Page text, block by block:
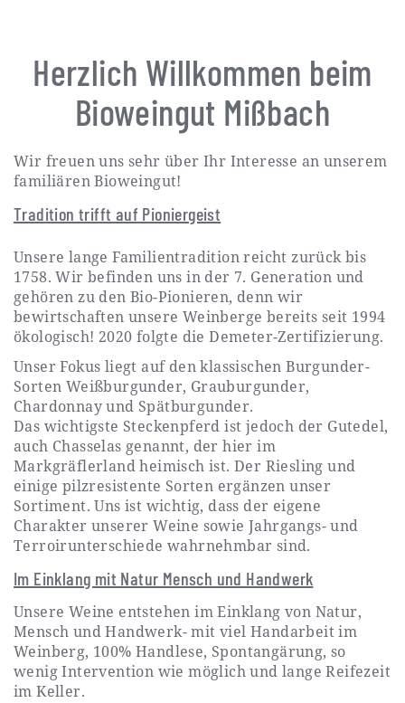
Herzlich Willkommen beim
Bioweingut Mißbach
Wir freuen uns sehr über Ihr Interesse an unserem
familiären Bioweingut!
Tradition trifft auf Pioniergeist
Unsere lange Familientradition reicht zurück bis
1758. Wir befinden uns in der 7. Generation und
gehören zu den Bio-Pionieren, denn wir
bewirtschaften unsere Weinberge bereits seit 1994
ökologisch! 2020 folgte die Demeter-Zertifizierung.
Unser Fokus liegt auf den klassischen Burgunder-
Sorten Weißburgunder, Grauburgunder,
Chardonnay und Spätburgunder.
Das wichtigste Steckenpferd ist jedoch der Gutedel,
auch Chasselas genannt, der hier im
Markgräflerland heimisch ist. Der Riesling und
einige pilzresistente Sorten ergänzen unser
Sortiment. Uns ist wichtig, dass der eigene
Charakter unserer Weine sowie Jahrgangs- und
Terroirunterschiede wahrnehmbar sind.
Im Einklang mit Natur Mensch und Handwerk
Unsere Weine entstehen im Einklang von Natur,
Mensch und Handwerk- mit viel Handarbeit im
Weinberg, 100% Handlese, Spontangärung, so
wenig Intervention wie möglich und lange Reifezeit
im Keller.